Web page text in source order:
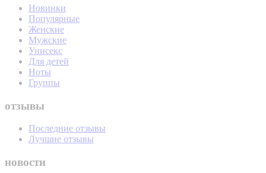
Новинки
Популярные
Женские
Мужские
Унисекс
Для детей
Ноты
Группы
отзывы
Последние отзывы
Лучшие отзывы
новости